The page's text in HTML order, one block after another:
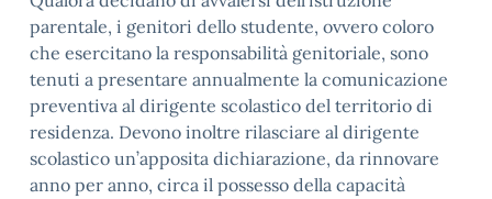
parentale, i genitori dello studente, ovvero coloro
che esercitano la responsabilità genitoriale, sono
tenuti a presentare annualmente la comunicazione
preventiva al dirigente scolastico del territorio di
residenza. Devono inoltre rilasciare al dirigente
scolastico un’apposita dichiarazione, da rinnovare
anno per anno, circa il possesso della capacità